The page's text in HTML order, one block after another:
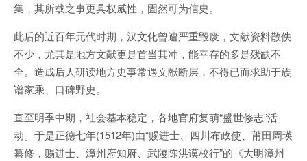
集，其所载之事更具权威性，固然可为信史。
此后的近百年元代时期，汉文化曾遭严重毁废，文献资料散佚
不少，尤其是地方文献更是首当其冲，能幸存的多是残缺不
全。造成后人研读地方史事常遇文献断层，不得已而求助于族
谱家乘、口碑野史。
直至明季中期，社会基本稳定，各地官府复萌“盛世修志”活
动。于是正德七年(1512年)由“赐进士、四川布政使、莆田周瑛
纂修，赐进士、漳州府知府、武陵陈洪谟校行”的《大明漳州